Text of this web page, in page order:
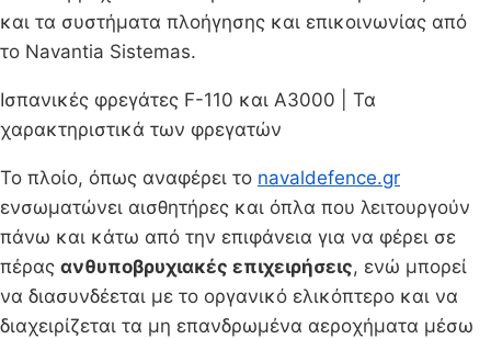
και τα συστήματα πλοήγησης και επικοινωνίας από
το Navantia Sistemas.
Ισπανικές φρεγάτες F-110 και A3000 | Τα
χαρακτηριστικά των φρεγατών
Το πλοίο, όπως αναφέρει το navaldefence.gr
ενσωματώνει αισθητήρες και όπλα που λειτουργούν
πάνω και κάτω από την επιφάνεια για να φέρει σε
πέρας ανθυποβρυχιακές επιχειρήσεις, ενώ μπορεί
να διασυνδέεται με το οργανικό ελικόπτερο και να
διαχειρίζεται τα μη επανδρωμένα αεροχήματα μέσω